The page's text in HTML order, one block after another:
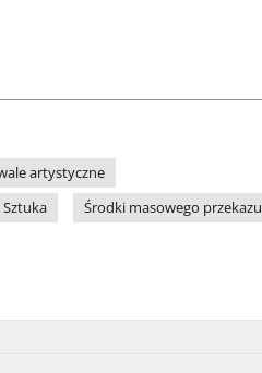
artystyczne
Sztuka
Środki masowego przekazu